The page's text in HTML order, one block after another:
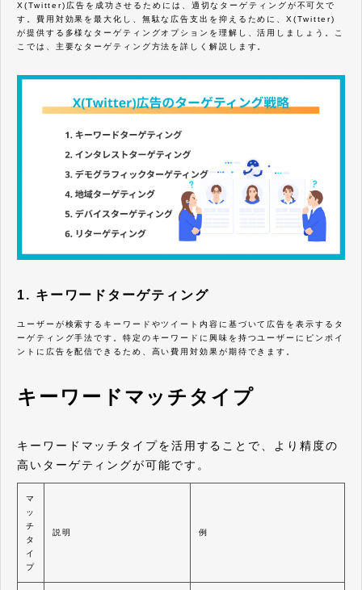
X(Twitter)広告を成功させるためには、適切なターゲティングが不可欠で
す。費用対効果を最大化し、無駄な広告支出を抑えるために、X(Twitter)
が提供する多様なターゲティングオプションを理解し、活用しましょう。こ
こでは、主要なターゲティング方法を詳しく解説します。
1. キーワードターゲティング
ユーザーが検索するキーワードやツイート内容に基づいて広告を表示するタ
ーゲティング手法です。特定のキーワードに興味を持つユーザーにピンポイ
ントに広告を配信できるため、高い費用対効果が期待できます。
キーワードマッチタイプ
キーワードマッチタイプを活用することで、より精度の
高いターゲティングが可能です。
マ
ッ
チ
タ
イ
プ
説明 例